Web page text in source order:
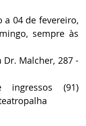
a 04 de fevereiro,
sempre às
Dr. Malcher, 287 -
ingressos (91)